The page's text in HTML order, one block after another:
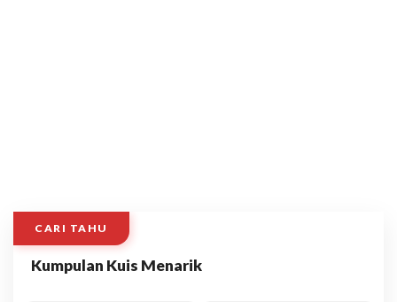
CARI TAHU
Kumpulan Kuis Menarik